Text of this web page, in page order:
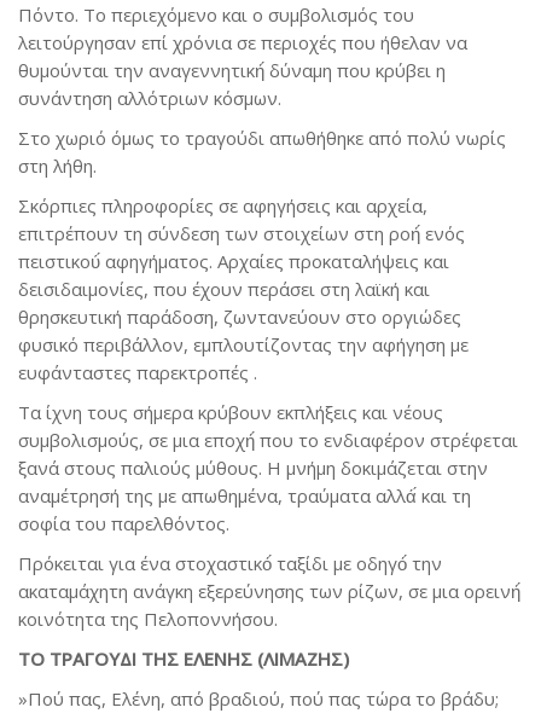
Πόντο. Το περιεχόμενο και ο συμβολισμός του
λειτούργησαν επί χρόνια σε περιοχές που ήθελαν να
θυμούνται την αναγεννητική́ δύναμη που κρύβει η
συνάντηση αλλότριων κόσμων.
Στο χωριό όμως το τραγούδι απωθήθηκε από πολύ νωρίς
στη λήθη.
Σκόρπιες πληροφορίες σε αφηγήσεις και αρχεία,
επιτρέπουν τη σύνδεση των στοιχείων στη ροή́ ενός
πειστικού́ αφηγήματος. Αρχαίες προκαταλήψεις και
δεισιδαιμονίες, που έχουν περάσει στη λαϊκή και
θρησκευτική παράδοση, ζωντανεύουν στο οργιώδες
φυσικό περιβάλλον, εμπλουτίζοντας την αφήγηση με
ευφάνταστες παρεκτροπές .
Τα ίχνη τους σήμερα κρύβουν εκπλήξεις και νέους
συμβολισμούς, σε μια εποχή́ που το ενδιαφέρον στρέφεται
ξανά στους παλιούς μύθους. Η μνήμη δοκιμάζεται στην
αναμέτρησή της με απωθημένα, τραύματα αλλά́ και τη
σοφία του παρελθόντος.
Πρόκειται για ένα στοχαστικό́ ταξίδι με οδηγό́ την
ακαταμάχητη ανάγκη εξερεύνησης των ρίζων, σε μια ορεινή́
κοινότητα της Πελοποννήσου.
ΤΟ ΤΡΑΓΟΥΔΙ ΤΗΣ ΕΛΕΝΗΣ (ΛΙΜΑΖΗΣ)
»Πού πας, Ελένη, από βραδιού, πού πας τώρα το βράδυ;